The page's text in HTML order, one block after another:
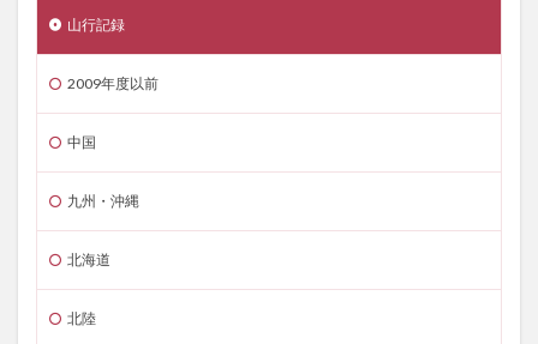
山行記録
2009年度以前
中国
九州・沖縄
北海道
北陸